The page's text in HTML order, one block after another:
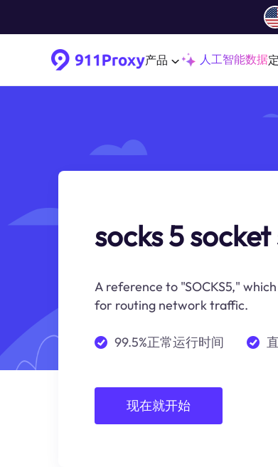
产品 人工智能数据
socks 5
A reference to "SOCKS5,"
for routing network traffic.
99.5%正常运行时间
现在就开始